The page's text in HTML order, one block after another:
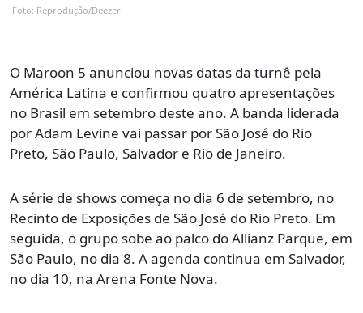
Foto: Reprodução/Deezer
O Maroon 5 anunciou novas datas da turnê pela
América Latina e confirmou quatro apresentações
no Brasil em setembro deste ano. A banda liderada
por Adam Levine vai passar por São José do Rio
Preto, São Paulo, Salvador e Rio de Janeiro.
A série de shows começa no dia 6 de setembro, no
Recinto de Exposições de São José do Rio Preto. Em
seguida, o grupo sobe ao palco do Allianz Parque, em
São Paulo, no dia 8. A agenda continua em Salvador,
no dia 10, na Arena Fonte Nova.